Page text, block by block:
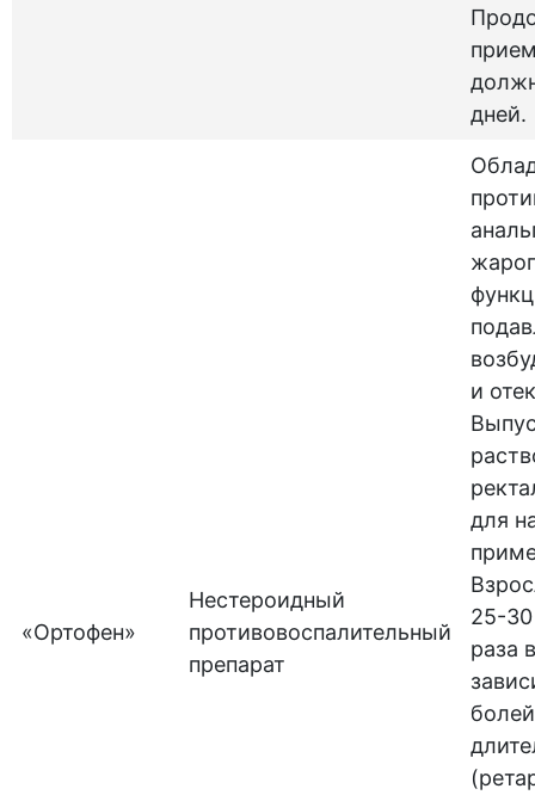
дней.
«Ортофен»
Нестероидный
противовоспалительный
препарат
и
для
25-
раза